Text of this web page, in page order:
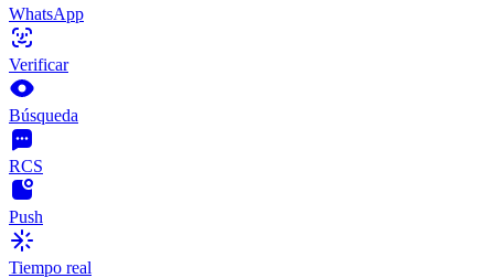
WhatsApp
Verificar
Búsqueda
RCS
Push
Tiempo real